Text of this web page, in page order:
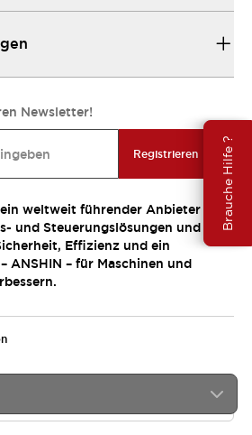
Brauche Hilfe ?
Newsletter!
Registrieren
weltweit führender Anbieter
und Steuerungslösungen und
Effizienz und ein
ANSHIN – für Maschinen und